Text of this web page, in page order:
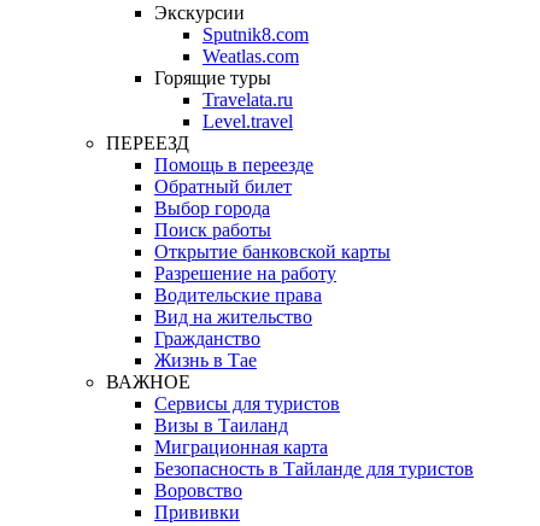
Экскурсии
Sputnik8.com
Weatlas.com
Горящие туры
Travelata.ru
Level.travel
ПЕРЕЕЗД
Помощь в переезде
Обратный билет
Выбор города
Поиск работы
Открытие банковской карты
Разрешение на работу
Водительские права
Вид на жительство
Гражданство
Жизнь в Тае
ВАЖНОЕ
Сервисы для туристов
Визы в Таиланд
Миграционная карта
Безопасность в Тайланде для туристов
Воровство
Прививки